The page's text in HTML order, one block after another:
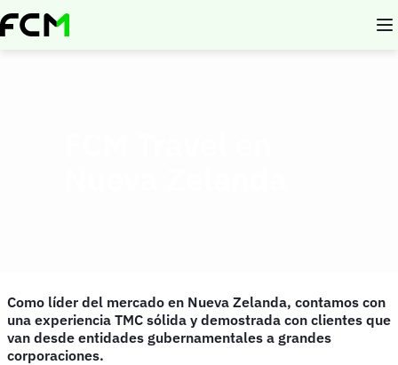
Pasar
al
Como líder del mercado en Nueva Zelanda, contamos con
una experiencia TMC sólida y demostrada con clientes que
van desde entidades gubernamentales a grandes
corporaciones.